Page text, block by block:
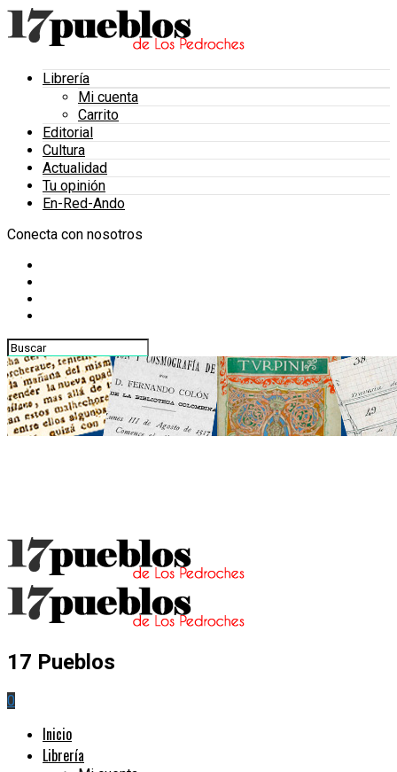
Librería
Mi cuenta
Carrito
Editorial
Cultura
Actualidad
Tu opinión
En-Red-Ando
Conecta con nosotros
17 Pueblos
0
Inicio
Librería